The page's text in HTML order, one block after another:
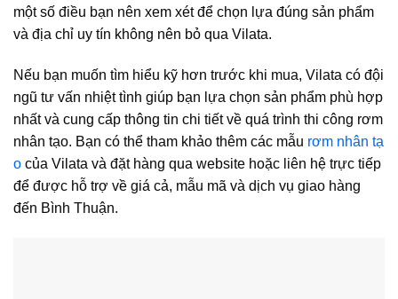
một số điều bạn nên xem xét để chọn lựa đúng sản phẩm
và địa chỉ uy tín không nên bỏ qua Vilata.
Nếu bạn muốn tìm hiểu kỹ hơn trước khi mua, Vilata có đội
ngũ tư vấn nhiệt tình giúp bạn lựa chọn sản phẩm phù hợp
nhất và cung cấp thông tin chi tiết về quá trình thi công rơm
nhân tạo. Bạn có thể tham khảo thêm các mẫu rơm nhân tạ
o của Vilata và đặt hàng qua website hoặc liên hệ trực tiếp
để được hỗ trợ về giá cả, mẫu mã và dịch vụ giao hàng
đến Bình Thuận.